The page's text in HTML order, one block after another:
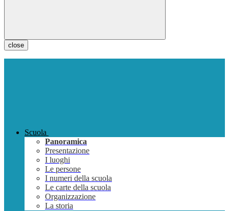
close
Scuola
Panoramica
Presentazione
I luoghi
Le persone
I numeri della scuola
Le carte della scuola
Organizzazione
La storia